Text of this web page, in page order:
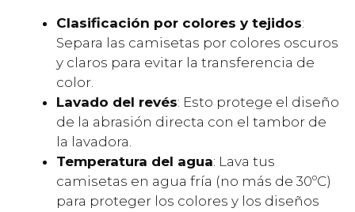
Clasificación por colores y tejidos:
Separa las camisetas por colores oscuros
y claros para evitar la transferencia de
color.
Lavado del revés: Esto protege el diseño
de la abrasión directa con el tambor de
la lavadora.
Temperatura del agua: Lava tus
camisetas en agua fría (no más de 30ºC)
para proteger los colores y los diseños